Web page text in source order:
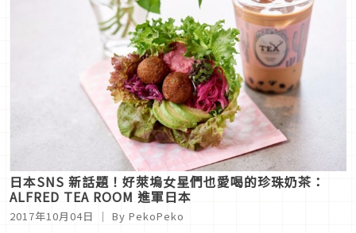
日本SNS 新話題！好萊塢女星們也愛喝的珍珠奶茶：
ALFRED TEA ROOM 進軍日本
2017年10月04日 ｜ By PekoPeko